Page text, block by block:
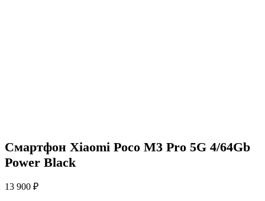
Смартфон Xiaomi Poco M3 Pro 5G 4/64Gb
Power Black
13 900 ₽